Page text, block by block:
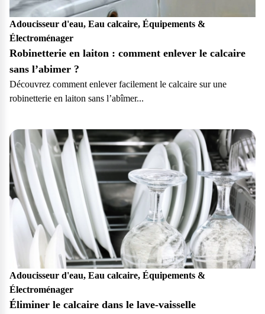
Adoucisseur d'eau, Eau calcaire, Équipements &
Électroménager
Robinetterie en laiton : comment enlever le calcaire
sans l’abimer ?
Découvrez comment enlever facilement le calcaire sur une
robinetterie en laiton sans l’abîmer...
Adoucisseur d'eau, Eau calcaire, Équipements &
Électroménager
Éliminer le calcaire dans le lave-vaisselle